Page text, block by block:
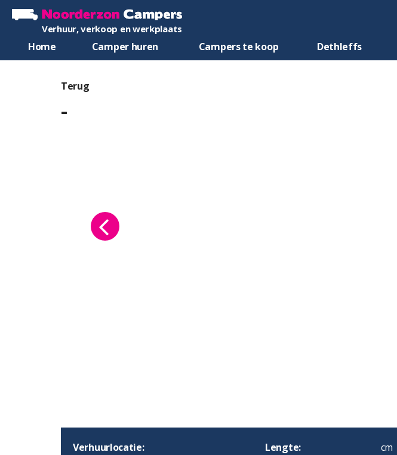
Verhuur, verkoop en werkplaats
Home Camper huren Campers te koop Dethleffs
Terug
-
Verhuurlocatie: Lengte:
cm